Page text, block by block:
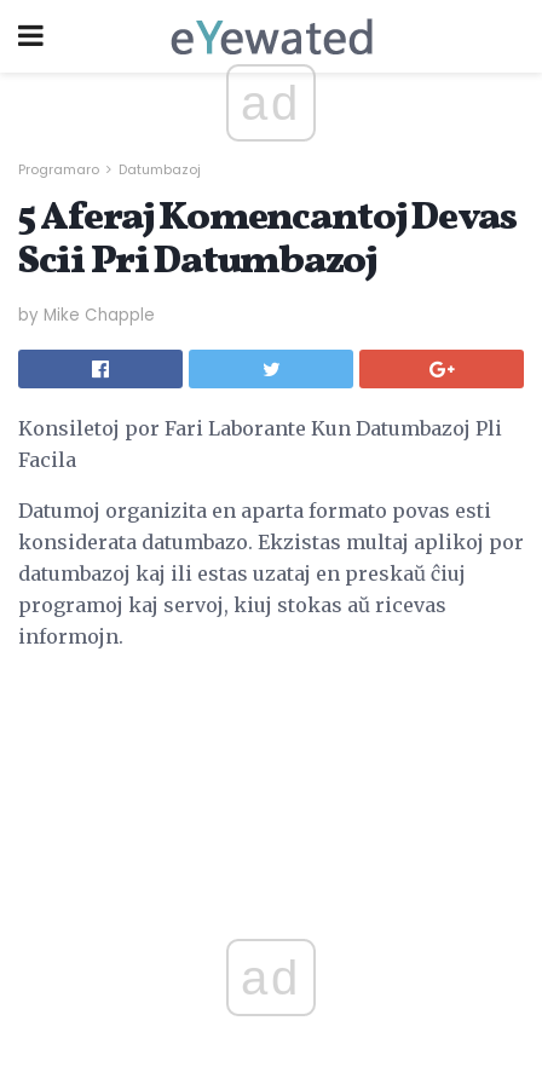
ad
Programaro Datumbazoj
5 Aferaj Komencantoj Devas
Scii Pri Datumbazoj
by Mike Chapple
Konsiletoj por Fari Laborante Kun Datumbazoj Pli
Facila
Datumoj organizita en aparta formato povas esti
konsiderata datumbazo. Ekzistas multaj aplikoj por
datumbazoj kaj ili estas uzataj en preskaŭ ĉiuj
programoj kaj servoj, kiuj stokas aŭ ricevas
informojn.
ad